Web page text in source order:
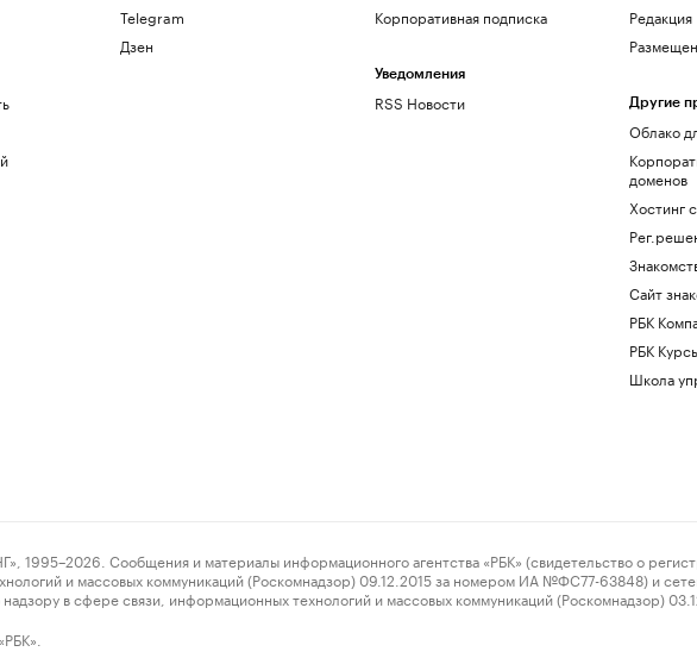
Telegram
Дзен
Корпоративная подписка
Уведомления
RSS Новости
Редакция
Другие
Облако
доменов
Хостинг
Сайт
РБК
РБК
Школа
Сообщения и материалы информационного агентства «РБК» (свидетельство о
и массовых коммуникаций (Роскомнадзор) 09.12.2015 за номером ИА №ФС77-63848) и
в сфере связи, информационных технологий и массовых коммуникаций (Роскомнадзор)